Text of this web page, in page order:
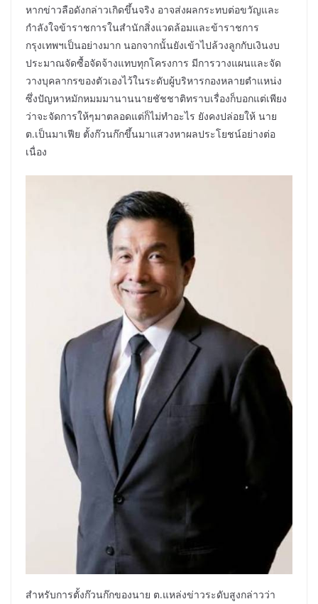
หากข่าวลือดังกล่าวเกิดขึ้นจริง อาจส่งผลกระทบต่อขวัญและ
กำลังใจข้าราชการในสำนักสิ่งแวดล้อมและข้าราชการ
กรุงเทพฯเป็นอย่างมาก นอกจากนั้นยังเข้าไปล้วงลูกกับเงินงบ
ประมาณจัดซื้อจัดจ้างแทบทุกโครงการ มีการวางแผนและจัด
วางบุคลากรของตัวเองไว้ในระดับผู้บริหารกองหลายตำแหน่ง
ซึ่งปัญหาหมักหมมมานานนายชัชชาติทราบเรื่องก็บอกแต่เพียง
ว่าจะจัดการให้ๆมาตลอดแต่ก็ไม่ทำอะไร ยังคงปล่อยให้ นาย
ต.เป็นมาเฟีย ตั้งก๊วนก๊กขึ้นมาแสวงหาผลประโยชน์อย่างต่อ
เนื่อง
สำหรับการตั้งก๊วนก๊กของนาย ต.แหล่งข่าวระดับสูงกล่าวว่า